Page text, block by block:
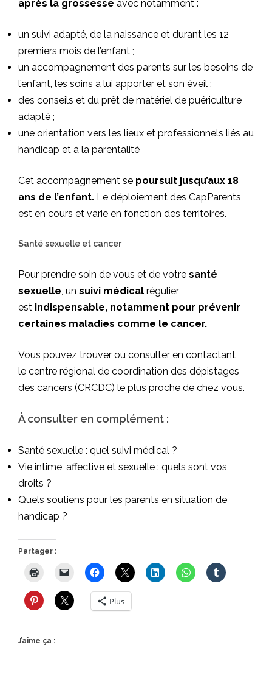
après la grossesse avec notamment :
un suivi adapté, de la naissance et durant les 12
premiers mois de l’enfant ;
un accompagnement des parents sur les besoins de
l’enfant, les soins à lui apporter et son éveil ;
des conseils et du prêt de matériel de puériculture
adapté ;
une orientation vers les lieux et professionnels liés au
handicap et à la parentalité
Cet accompagnement se poursuit jusqu’aux 18
ans de l’enfant. Le déploiement des CapParents
est en cours et varie en fonction des territoires.
Santé sexuelle et cancer
Pour prendre soin de vous et de votre santé
sexuelle, un suivi médical régulier
est indispensable, notamment pour prévenir
certaines maladies comme le cancer.
Vous pouvez trouver où consulter en contactant
le centre régional de coordination des dépistages
des cancers (CRCDC) le plus proche de chez vous.
À consulter en complément :
Santé sexuelle : quel suivi médical ?
Vie intime, affective et sexuelle : quels sont vos
droits ?
Quels soutiens pour les parents en situation de
handicap ?
Partager :
Plus
J’aime ça :